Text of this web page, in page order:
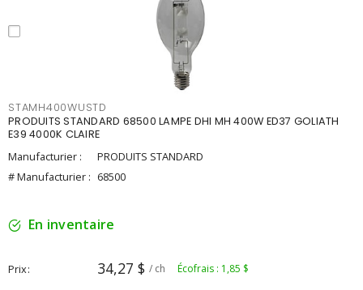
STAMH400WUSTD
PRODUITS STANDARD 68500 LAMPE DHI MH 400W ED37 GOLIATH
E39 4000K CLAIRE
Manufacturier :
PRODUITS STANDARD
# Manufacturier : 68500
En inventaire
Prix 34,27 $ / ch Écofrais : 1,85 $